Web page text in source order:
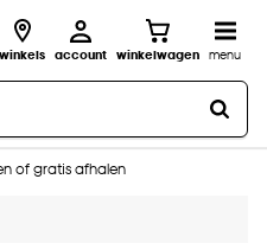
winkels account winkelwagen menu
of gratis afhalen